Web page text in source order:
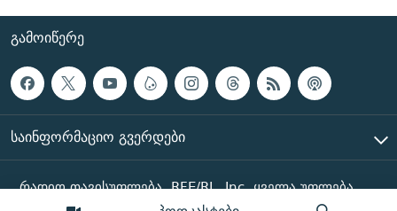
ᲒᲐᲛᲝᲘᲬᲔᲠᲔ
ᲡᲐᲘᲜᲤᲝᲠᲛᲐᲪᲘᲝ ᲒᲕᲔᲠᲓᲔᲑᲘ
რადიო თავისუფლება, RFE/RL, Inc. ყველა უფლება